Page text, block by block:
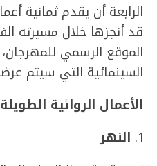
الرابعة أن يقدم ثمانية
قد أنجزها خلال مسيرته
الموقع الرسمي
السينمائية التي سيتم
الأعمال الروائية الطويلة
النهر